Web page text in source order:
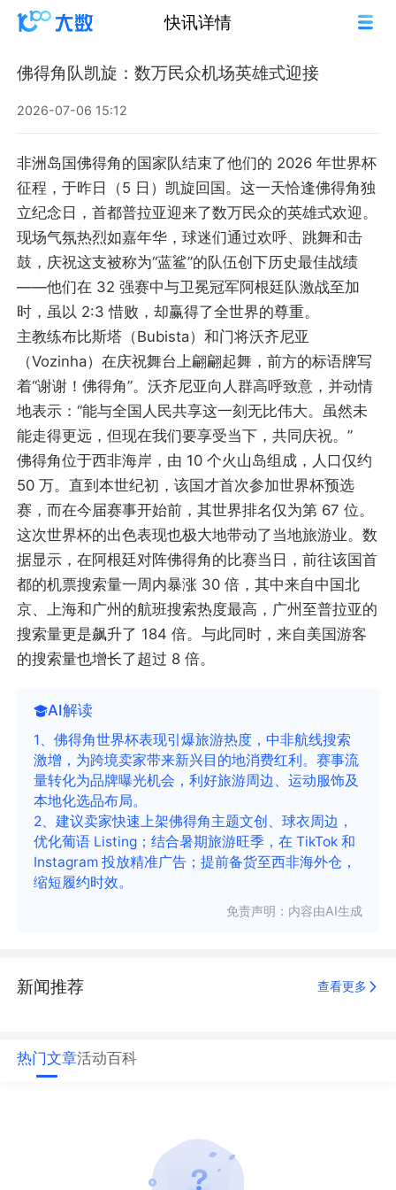
快讯详情
佛得角队凯旋：数万民众机场英雄式迎接
2026-07-06 15:12
非洲岛国佛得角的国家队结束了他们的 2026 年世界杯
征程，于昨日（5 日）凯旋回国。这一天恰逢佛得角独
立纪念日，首都普拉亚迎来了数万民众的英雄式欢迎。
现场气氛热烈如嘉年华，球迷们通过欢呼、跳舞和击
鼓，庆祝这支被称为“蓝鲨”的队伍创下历史最佳战绩
——他们在 32 强赛中与卫冕冠军阿根廷队激战至加
时，虽以 2:3 惜败，却赢得了全世界的尊重。
主教练布比斯塔（Bubista）和门将沃齐尼亚
（Vozinha）在庆祝舞台上翩翩起舞，前方的标语牌写
着“谢谢！佛得角”。沃齐尼亚向人群高呼致意，并动情
地表示：“能与全国人民共享这一刻无比伟大。虽然未
能走得更远，但现在我们要享受当下，共同庆祝。”
佛得角位于西非海岸，由 10 个火山岛组成，人口仅约
50 万。直到本世纪初，该国才首次参加世界杯预选
赛，而在今届赛事开始前，其世界排名仅为第 67 位。
这次世界杯的出色表现也极大地带动了当地旅游业。数
据显示，在阿根廷对阵佛得角的比赛当日，前往该国首
都的机票搜索量一周内暴涨 30 倍，其中来自中国北
京、上海和广州的航班搜索热度最高，广州至普拉亚的
搜索量更是飙升了 184 倍。与此同时，来自美国游客
的搜索量也增长了超过 8 倍。
AI解读
1、佛得角世界杯表现引爆旅游热度，中非航线搜索
激增，为跨境卖家带来新兴目的地消费红利。赛事流
量转化为品牌曝光机会，利好旅游周边、运动服饰及
本地化选品布局。
2、建议卖家快速上架佛得角主题文创、球衣周边，
优化葡语 Listing；结合暑期旅游旺季，在 TikTok 和
Instagram 投放精准广告；提前备货至西非海外仓，
缩短履约时效。
免责声明：内容由AI生成
新闻推荐 查看更多
热门文章活动百科